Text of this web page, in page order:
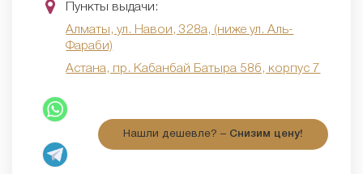
Пункты выдачи:
Алматы, ул. Навои, 328а, (ниже ул. Аль-
Фараби)
Астана, пр. Кабанбай Батыра 58б, корпус 7
Нашли дешевле? – Снизим цену!